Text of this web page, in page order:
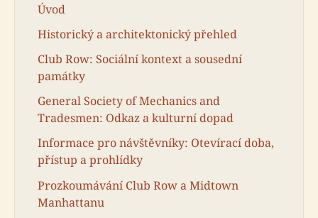
Úvod
Historický a architektonický přehled
Club Row: Sociální kontext a sousední
památky
General Society of Mechanics and
Tradesmen: Odkaz a kulturní dopad
Informace pro návštěvníky: Otevírací doba,
přístup a prohlídky
Prozkoumávání Club Row a Midtown
Manhattanu